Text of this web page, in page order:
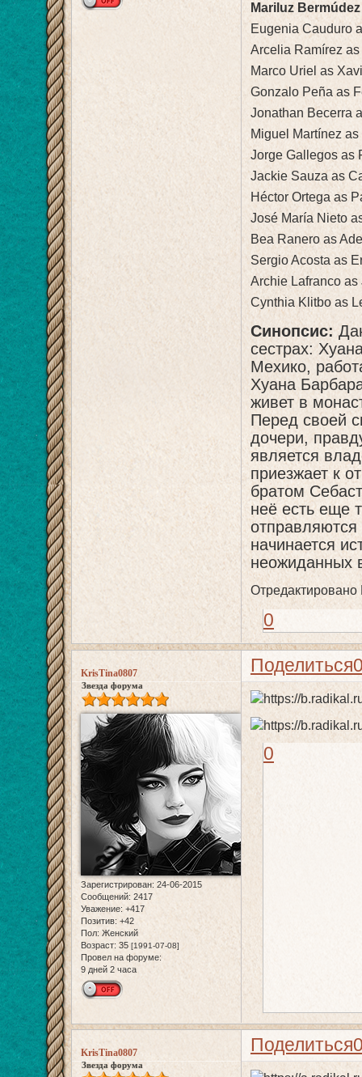
Mariluz
Eugenia Cauduro
Arcelia Ramírez
Marco Uriel as
Gonzalo Peña as
Jonathan Becerra
Miguel Martínez
Jorge Gallegos as
Jackie Sauza as
Héctor Ortega as
José María Nieto
Bea Ranero as
Sergio Acosta as
Archie Lafranco as
Cynthia Klitbo as
Синопсис:
сестрах:
Мехико,
Хуана
живет в
Перед своей
дочери,
является
приезжает к
братом
неё есть еще
начинается
неожиданных
Отредактировано
0
Поделиться
KrisTina0807
Звезда форума
Зарегистрирован: 24-06-2015
Сообщений: 2417
Уважение: +417
Позитив: +42
Пол: Женский
Возраст: 35 [1991-07-08]
Провел на форуме:
9 дней 2 часа
0
Поделиться
KrisTina0807
Звезда форума